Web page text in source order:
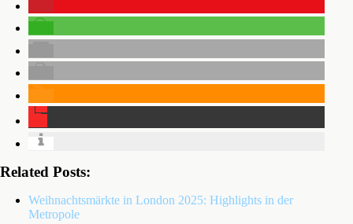
Related Posts:
Weihnachtsmärkte in London 2025: Highlights in der
Metropole